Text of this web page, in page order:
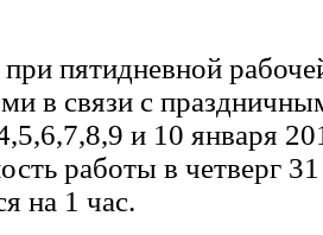
пятидневной
в связи с
и 10 января
работы в четверг
на 1 час.